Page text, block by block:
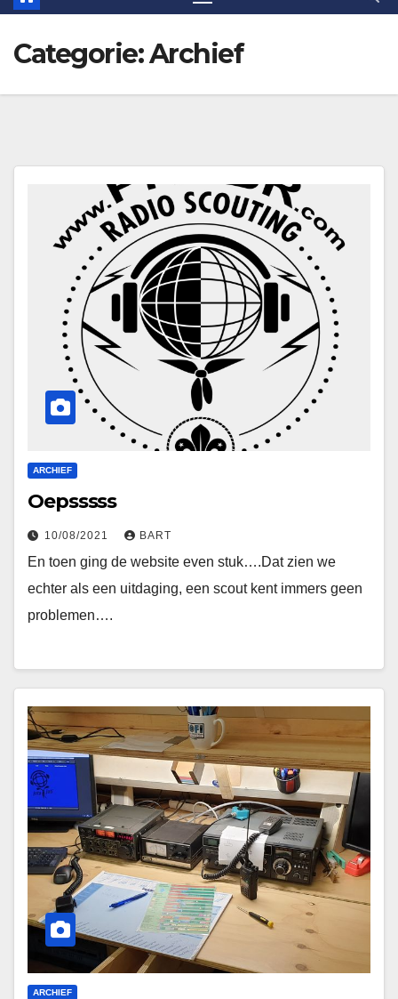
Categorie:Archief
ARCHIEF
Oepsssss
10/08/2021 BART
En toen ging de website even stuk….Dat zien we
echter als een uitdaging, een scout kent immers geen
problemen….
ARCHIEF